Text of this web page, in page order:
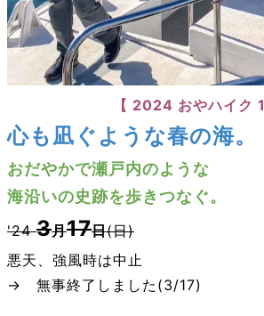
【 2024 おやハイク 1
心も凪ぐような春の海。
おだやかで瀬戸内のような
海沿いの史跡を歩きつなぐ。
'243月17日(日)
悪天、強風時は中止
→ 無事終了しました(3/17)